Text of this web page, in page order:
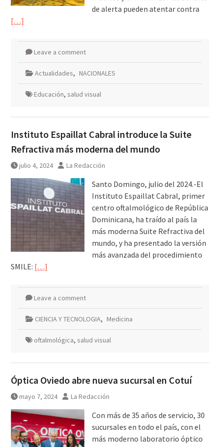
de alerta pueden atentar contra
[…]
Leave a comment
Actualidades, NACIONALES
Educación, salud visual
Instituto Espaillat Cabral introduce la Suite
Refractiva más moderna del mundo
julio 4, 2024 La Redacción
Santo Domingo, julio del 2024.-El
Instituto Espaillat Cabral, primer
centro oftalmológico de República
Dominicana, ha traído al país la
más moderna Suite Refractiva del
mundo, y ha presentado la versión
más avanzada del procedimiento
SMILE: […]
Leave a comment
CIENCIA Y TECNOLOGIA, Medicina
oftalmológica, salud visual
Óptica Oviedo abre nueva sucursal en Cotuí
mayo 7, 2024 La Redacción
Con más de 35 años de servicio, 30
sucursales en todo el país, con el
más moderno laboratorio óptico